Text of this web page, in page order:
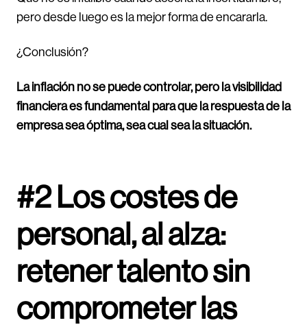
pero desde luego es la mejor forma de encararla.
¿Conclusión?
La inflación no se puede controlar, pero la visibilidad
financiera es fundamental para que la respuesta de la
empresa sea óptima, sea cual sea la situación.
#2 Los costes de
personal, al alza:
retener talento sin
comprometer las